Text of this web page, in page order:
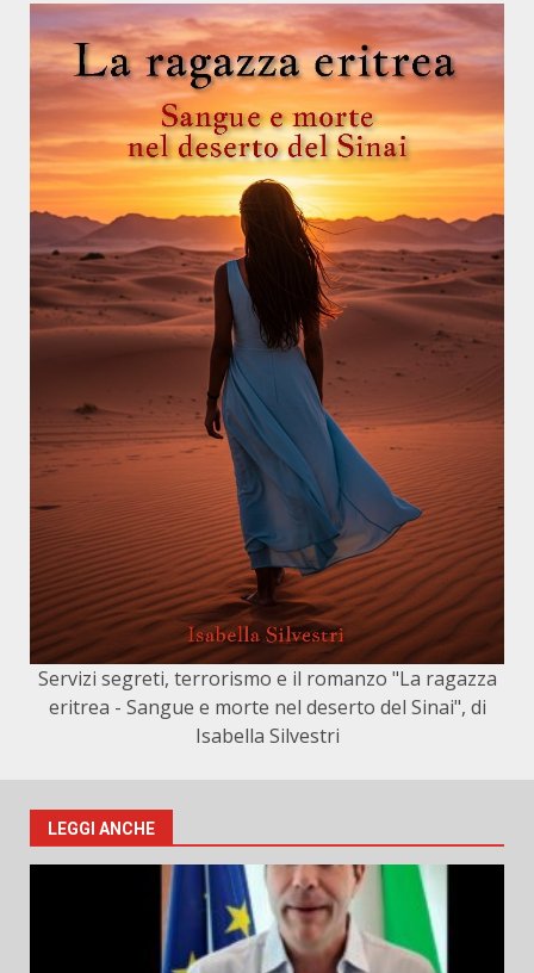
Servizi segreti, terrorismo e il romanzo "La ragazza
eritrea - Sangue e morte nel deserto del Sinai", di
Isabella Silvestri
LEGGI ANCHE